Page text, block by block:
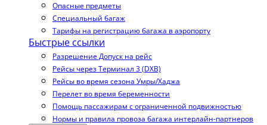
Опасные предметы
Специальный багаж
Тарифы на регистрацию багажа в аэропорту
Быстрые ссылки
Разрешение Допуск на рейс
Рейсы через Терминал 3 (DXB)
Рейсы во время сезона Умры/Хаджа
Перелет во время беременности
Помощь пассажирам с ограниченной подвижностью
Нормы и правила провоза багажа интерлайн-партнеров